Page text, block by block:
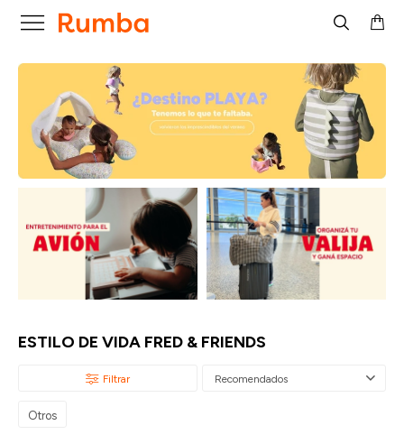

ESTILO DE VIDA FRED & FRIENDS
Recomendados
Otros